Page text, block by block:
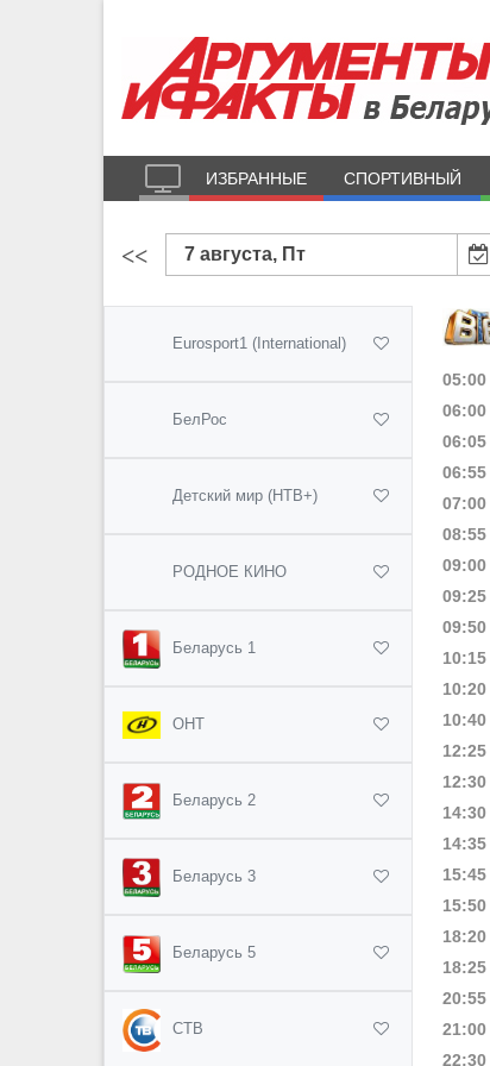
ИЗБРАННЫЕ СПОРТИВНЫЙ
<< 7 августа, Пт
Eurosport1 (International)
БелРос
Детский мир (НТВ+)
РОДНОЕ КИНО
Беларусь 1
ОНТ
Беларусь 2
Беларусь 3
Беларусь 5
СТВ
05:00
06:00
06:05
06:55
07:00
08:55
09:00
09:25
09:50
10:15
10:20
10:40
12:25
12:30
14:30
14:35
15:45
15:50
18:20
18:25
20:55
21:00
22:30